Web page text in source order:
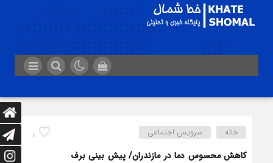
8 خانه سرویس اجتماعی
کاهش محسوس دما در مازندران/ پیش بینی برف